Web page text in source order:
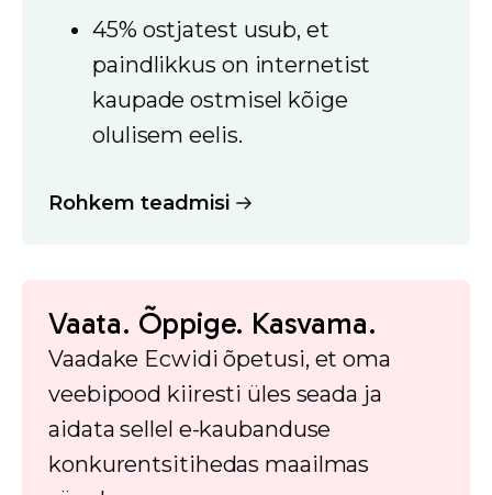
45% ostjatest usub, et
paindlikkus on internetist
kaupade ostmisel kõige
olulisem eelis.
Rohkem teadmisi
Vaata. Õppige. Kasvama.
Vaadake Ecwidi õpetusi, et oma
veebipood kiiresti üles seada ja
aidata sellel e-kaubanduse
konkurentsitihedas maailmas